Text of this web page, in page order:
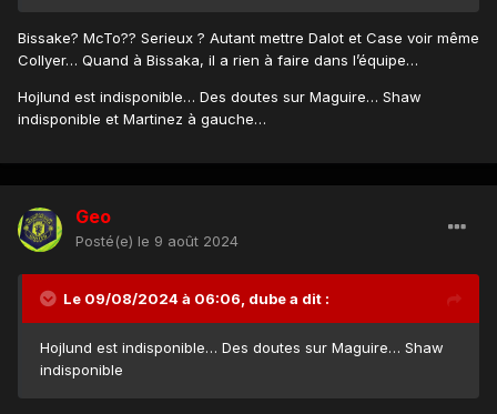
------------fernandes----------
------------hojlund-----------
Bissake? McTo?? Serieux ? Autant mettre Dalot et Case voir même
Collyer… Quand à Bissaka, il a rien à faire dans l’équipe…
Hojlund est indisponible… Des doutes sur Maguire… Shaw
indisponible et Martinez à gauche…
Geo
Posté(e) le 9 août 2024
Le 09/08/2024 à 06:06, dubea dit :
Hojlund est indisponible… Des doutes sur Maguire… Shaw
indisponible